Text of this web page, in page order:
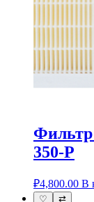
Фильтр
350-P
₽4,800.00 В
♡
⇄